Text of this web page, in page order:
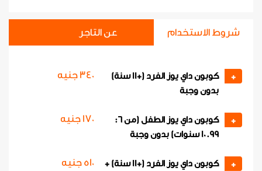
كوبون داي يوز الفرد (+11 سنة) +
850 جنيه
عدد الكوبونات
10.99 سنوات) + إفطار وغداء
شروط الاستخدام عن التاجر
+
كوبون داي يوز الفرد (+11 سنة)
بدون وجبة
340 جنيه
+
كوبون داي يوز الطفل (من 6:
10.99 سنوات) بدون وجبة
170 جنيه
+
كوبون داي يوز الفرد (+11 سنة) +
510 جنيه